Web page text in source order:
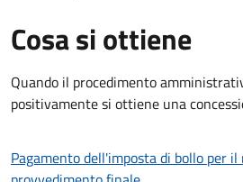
Cosa si ottiene
Quando il procedimento
positivamente si ottiene una
Pagamento dell'imposta di bollo per il